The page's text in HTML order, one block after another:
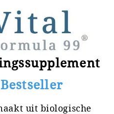
uit biologische